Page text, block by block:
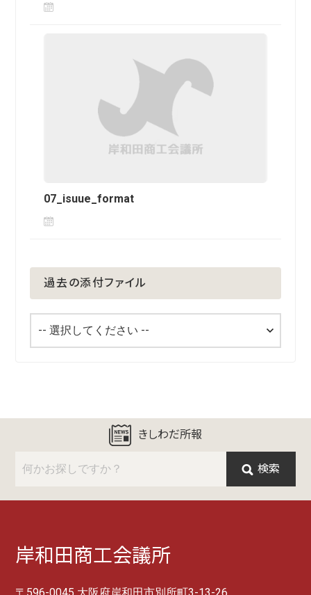
07_isuue_format
過去の添付ファイル
きしわだ所報
検索
岸和田商工会議所